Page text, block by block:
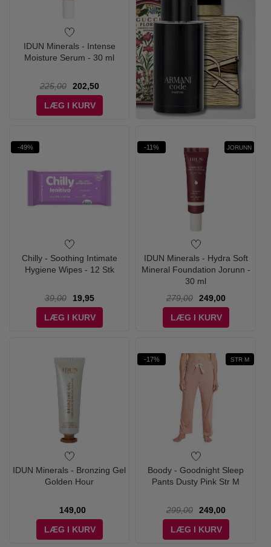
IDUN Minerals - Intense
Moisture Serum - 30 ml
225,00
202,50
LÆG I KURV
-49%
Chilly - Soothing Intimate
Hygiene Wipes - 12 Stk
39,00
19,95
LÆG I KURV
-11% JORUNN
IDUN Minerals - Hydra Soft
Mineral Foundation Jorunn -
30 ml
279,00
249,00
LÆG I KURV
IDUN Minerals - Bronzing Gel
Golden Hour
149,00
LÆG I KURV
-17% STR M
Boody - Goodnight Sleep
Pants Dusty Pink Str M
299,00
249,00
LÆG I KURV